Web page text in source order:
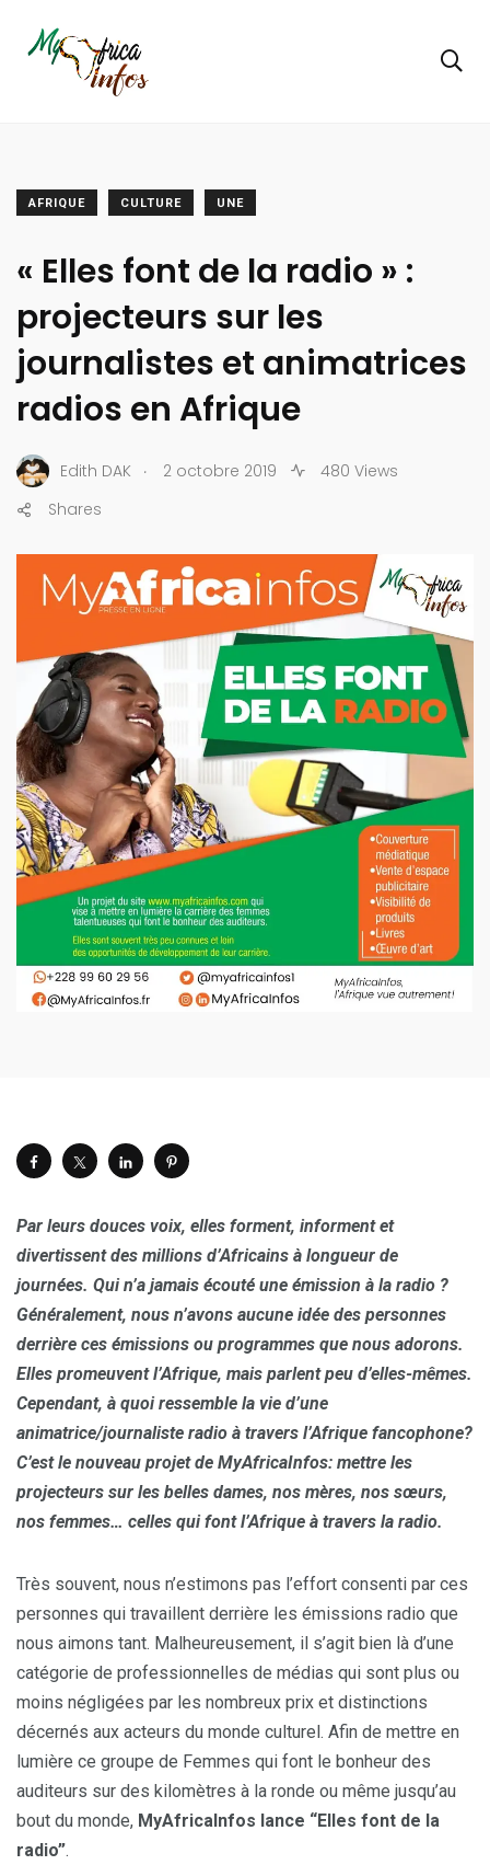
AFRIQUE CULTURE UNE
« Elles font de la radio » :
projecteurs sur les
journalistes et animatrices
radios en Afrique
Edith DAK . 2 octobre 2019
480 Views
Shares
Par leurs douces voix, elles forment, informent et
divertissent des millions d’Africains à longueur de
journées. Qui n’a jamais écouté une émission à la radio ?
Généralement, nous n’avons aucune idée des personnes
derrière ces émissions ou programmes que nous adorons.
Elles promeuvent l’Afrique, mais parlent peu d’elles-mêmes.
Cependant, à quoi ressemble la vie d’une
animatrice/journaliste radio à travers l’Afrique fancophone?
C’est le nouveau projet de MyAfricaInfos: mettre les
projecteurs sur les belles dames, nos mères, nos sœurs,
nos femmes… celles qui font l’Afrique à travers la radio.
Très souvent, nous n’estimons pas l’effort consenti par ces
personnes qui travaillent derrière les émissions radio que
nous aimons tant. Malheureusement, il s’agit bien là d’une
catégorie de professionnelles de médias qui sont plus ou
moins négligées par les nombreux prix et distinctions
décernés aux acteurs du monde culturel. Afin de mettre en
lumière ce groupe de Femmes qui font le bonheur des
auditeurs sur des kilomètres à la ronde ou même jusqu’au
bout du monde, MyAfricaInfos lance “Elles font de la
radio”.